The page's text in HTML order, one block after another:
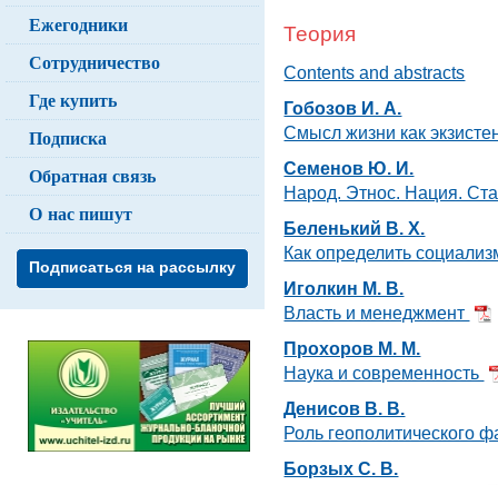
Теория
Contents and abstracts
Гобозов И. А.
Смысл жизни как
Семенов Ю. И.
Народ. Этнос. Нация.
Беленький В. Х.
Как определить
Иголкин М. В.
Власть и менеджмент
Прохоров М. М.
Наука и современность
Денисов В. В.
Роль геополитического
Борзых С. В.
Ежегодники
Сотрудничество
Где купить
Подписка
Обратная связь
О нас пишут
Подписаться на рассылку